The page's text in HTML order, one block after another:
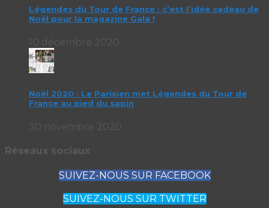
Légendes du Tour de France : c’est l’idée cadeau de
Noël pour la magazine Gala !
10 décembre 2020
Noël 2020 : Le Parisien met Légendes du Tour de
France au pied du sapin
30 novembre 2020
Réseaux sociaux
SUIVEZ-NOUS SUR FACEBOOK
SUIVEZ-NOUS SUR TWITTER